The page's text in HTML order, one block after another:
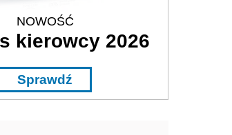
NOWOŚĆ
kierowcy 2026
Sprawdź